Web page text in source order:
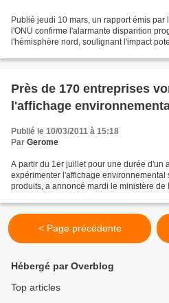
Publié jeudi 10 mars, un rapport émis
l'ONU confirme l'alarmante disparition
l'hémisphère nord, soulignant l'impact
Près de 170 entreprises
l'affichage
Publié le 10/03/2011 à 15:18
Par Gerome
A partir du 1er juillet pour une durée d'un
expérimenter l'affichage environnemental
produits, a annoncé mardi le ministère
< Page précédente
Hébergé par Overblog
Top articles